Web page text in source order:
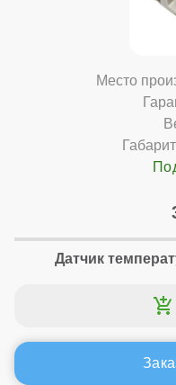
Место
Датчик